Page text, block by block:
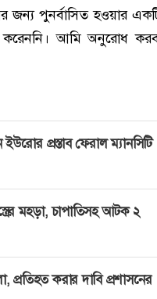
জন্য পুনর্বাসিত হওয়ার
করেননি। আমি অনুরোধ
প্রস্তাব ফেরাল ম্যানসিটি
মহড়া, চাপাতিসহ আটক ২
প্রতিহত করার দাবি প্রশাসনের